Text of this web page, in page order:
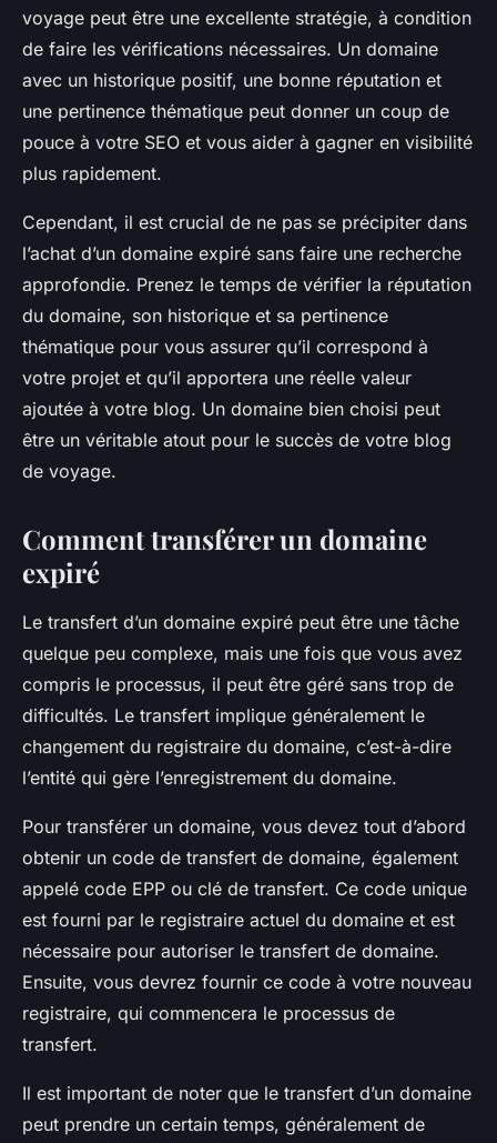
voyage peut être une excellente stratégie, à condition
de faire les vérifications nécessaires. Un domaine
avec un historique positif, une bonne réputation et
une pertinence thématique peut donner un coup de
pouce à votre SEO et vous aider à gagner en visibilité
plus rapidement.
Cependant, il est crucial de ne pas se précipiter dans
l’achat d’un domaine expiré sans faire une recherche
approfondie. Prenez le temps de vérifier la réputation
du domaine, son historique et sa pertinence
thématique pour vous assurer qu’il correspond à
votre projet et qu’il apportera une réelle valeur
ajoutée à votre blog. Un domaine bien choisi peut
être un véritable atout pour le succès de votre blog
de voyage.
Comment transférer un domaine
expiré
Le transfert d’un domaine expiré peut être une tâche
quelque peu complexe, mais une fois que vous avez
compris le processus, il peut être géré sans trop de
difficultés. Le transfert implique généralement le
changement du registraire du domaine, c’est-à-dire
l’entité qui gère l’enregistrement du domaine.
Pour transférer un domaine, vous devez tout d’abord
obtenir un code de transfert de domaine, également
appelé code EPP ou clé de transfert. Ce code unique
est fourni par le registraire actuel du domaine et est
nécessaire pour autoriser le transfert de domaine.
Ensuite, vous devrez fournir ce code à votre nouveau
registraire, qui commencera le processus de
transfert.
Il est important de noter que le transfert d’un domaine
peut prendre un certain temps, généralement de